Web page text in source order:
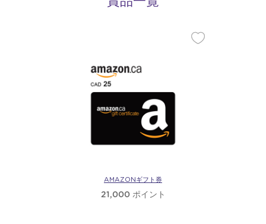
AMAZONギフト券
21,000 ポイント